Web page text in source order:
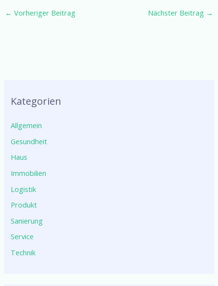
← Vorheriger Beitrag Nächster Beitrag →
Kategorien
Allgemein
Gesundheit
Haus
Immobilien
Logistik
Produkt
Sanierung
Service
Technik